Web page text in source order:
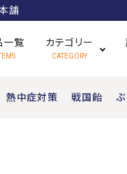
舗
一覧 カテゴリー
CATEGORY
熱中症対策 戦国飴